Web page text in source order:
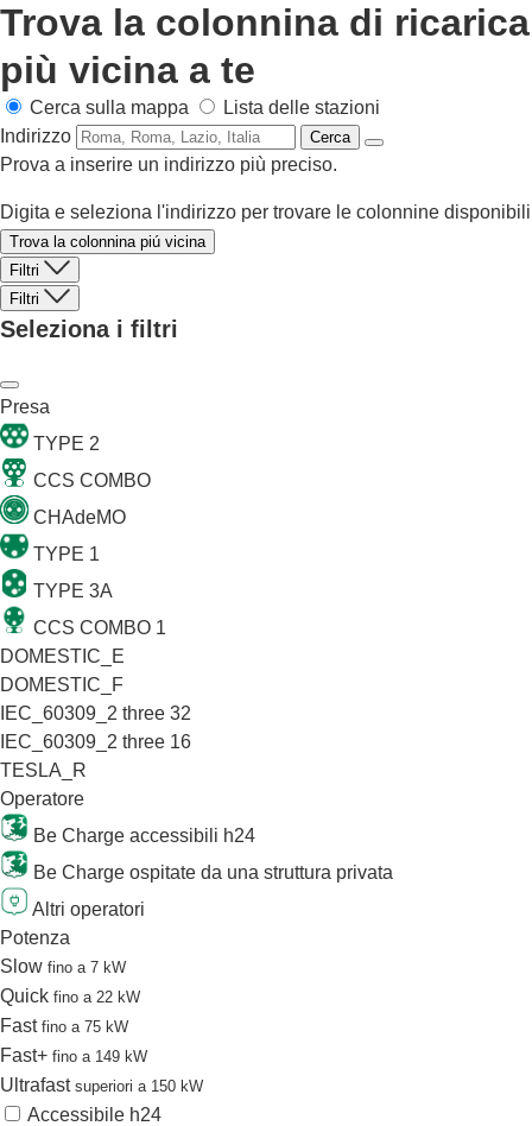
Trova la colonnina di ricarica
più vicina a te
Cerca sulla mappa
Lista delle stazioni
Indirizzo
Cerca
Prova a inserire un indirizzo più preciso.
Digita e seleziona l'indirizzo per trovare le colonnine disponibili
Trova la colonnina piú vicina
Filtri
Filtri
Seleziona i filtri
Presa
TYPE 2
CCS COMBO
CHAdeMO
TYPE 1
TYPE 3A
CCS COMBO 1
DOMESTIC_E
DOMESTIC_F
IEC_60309_2 three 32
IEC_60309_2 three 16
TESLA_R
Operatore
Be Charge accessibili h24
Be Charge ospitate da una struttura privata
Altri operatori
Potenza
Slow fino a 7 kW
Quick fino a 22 kW
Fast fino a 75 kW
Fast+ fino a 149 kW
Ultrafast superiori a 150 kW
Accessibile h24